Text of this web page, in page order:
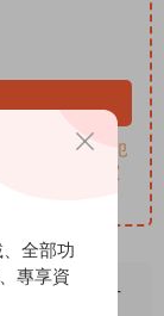
行承擔。若侵犯
。購買
life-service-
全部功
專享資